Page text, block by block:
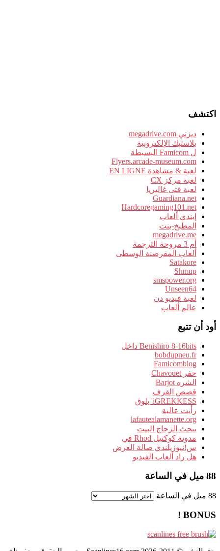
اكتشف
ديزني megadrive.com
بلاستيك الإلكترونية
ل Famicom البسيطة
Flyers.arcade-museum.com
لعبة & مشاهدة EN LIGNE
لعبة مركز CX
لعبة فتى غاليريا
Guardiana.net
Hardcoregaming101.net
إيندي ألعاب
المطبخ-بنت
megadrive.me
أم 3 مروحة الترجمة
ألعاب المقرصنة الوسطى
Satakore
Shmup
smspower.org
Unseen64
لعبة فيديو دن
عالم ألعاب
أود أن تتبع
Benishiro 8-16bits داخل
bobdupneu.fr
Famicomblog
حفر Chavouet
الشره Barjot
قصص القرف
iGREKKESS' بلوق
رأيت عالية
lafautealamanette.org
يبحث الزجاج البيت
مدونة كوكتيل Rhod في
س!نيوزيلندي صالة العرض
هل راد ألعاب الفيديو
88 ميل في الساعة
88 ميل في الساعة
BONUS !